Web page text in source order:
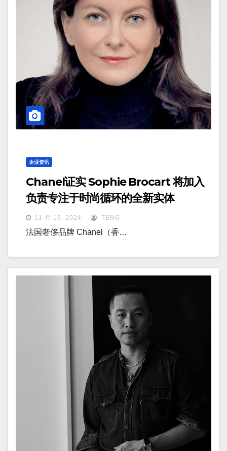
企业资讯
Chanel证实 Sophie Brocart 将加入
负责专注于时尚循环的全新实体
11 月 13, 2024 TENG
法国奢侈品牌 Chanel（香…